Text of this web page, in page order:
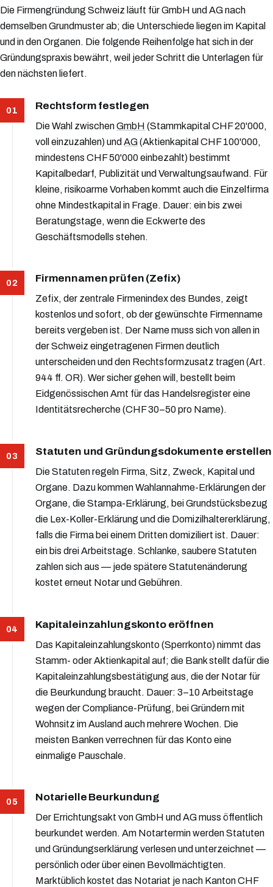
Die Firmengründung Schweiz läuft für GmbH und AG nach
demselben Grundmuster ab; die Unterschiede liegen im Kapital
und in den Organen. Die folgende Reihenfolge hat sich in der
Gründungspraxis bewährt, weil jeder Schritt die Unterlagen für
den nächsten liefert.
Rechtsform festlegen
Die Wahl zwischenGmbH (Stammkapital CHF 20'000,
voll einzuzahlen) und AG(Aktienkapital CHF 100'000,
mindestens CHF 50'000 einbezahlt) bestimmt
Kapitalbedarf, Publizität und Verwaltungsaufwand. Für
kleine, risikoarme Vorhaben kommt auch die Einzelfirma
ohne Mindestkapital in Frage. Dauer: ein bis zwei
Beratungstage, wenn die Eckwerte des
Geschäftsmodells stehen.
Firmennamen prüfen (Zefix)
Zefix, der zentrale Firmenindex des Bundes, zeigt
kostenlos und sofort, ob der gewünschte Firmenname
bereits vergeben ist. Der Name muss sich von allen in
der Schweiz eingetragenen Firmen deutlich
unterscheiden und den Rechtsformzusatz tragen (Art.
944 ff. OR). Wer sicher gehen will, bestellt beim
Eidgenössischen Amt für das Handelsregister eine
Identitätsrecherche (CHF 30–50 pro Name).
Statuten und Gründungsdokumente erstellen
Die Statuten regeln Firma, Sitz, Zweck, Kapital und
Organe. Dazu kommen Wahlannahme-Erklärungen der
Organe, die Stampa-Erklärung, bei Grundstücksbezug
die Lex-Koller-Erklärung und die Domizilhaltererklärung,
falls die Firma bei einem Dritten domiziliert ist. Dauer:
ein bis drei Arbeitstage. Schlanke, saubere Statuten
zahlen sich aus — jede spätere Statutenänderung
kostet erneut Notar und Gebühren.
Kapitaleinzahlungskonto eröffnen
Das Kapitaleinzahlungskonto (Sperrkonto) nimmt das
Stamm- oder Aktienkapital auf; die Bank stellt dafür die
Kapitaleinzahlungsbestätigung aus, die der Notar für
die Beurkundung braucht. Dauer: 3–10 Arbeitstage
wegen der Compliance-Prüfung, bei Gründern mit
Wohnsitz im Ausland auch mehrere Wochen. Die
meisten Banken verrechnen für das Konto eine
einmalige Pauschale.
Notarielle Beurkundung
Der Errichtungsakt von GmbH und AG muss öffentlich
beurkundet werden. Am Notartermin werden Statuten
und Gründungserklärung verlesen und unterzeichnet —
persönlich oder über einen Bevollmächtigten.
Marktüblich kostet das Notariat je nach Kanton CHF